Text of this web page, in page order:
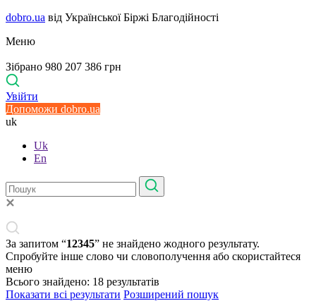
dobro.ua від Української Біржі Благодійності
Меню
Зібрано 980 207 386 грн
Увійти
Допоможи dobro.ua
uk
Uk
En
За запитом “12345” не знайдено жодного результату.
Спробуйте інше слово чи словополучення або скористайтеся
меню
Всього знайдено: 18 результатів
Показати всі результати Розширений пошук